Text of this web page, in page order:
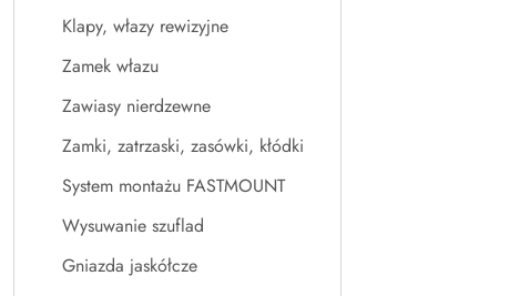
Klapy, włazy rewizyjne
Zamek włazu
Zawiasy nierdzewne
Zamki, zatrzaski, zasówki, kłódki
System montażu FASTMOUNT
Wysuwanie szuflad
Gniazda jaskółcze